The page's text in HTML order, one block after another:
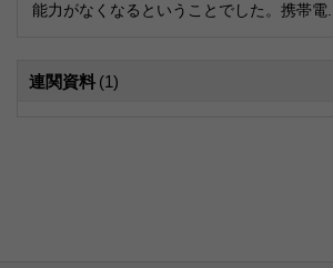
能力がなくなるということでした。携帯電...
連関資料 (1)